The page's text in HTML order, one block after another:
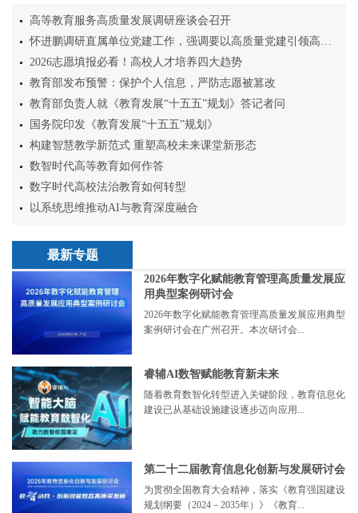
高等教育服务高质量发展调研座谈会召开
怀进鹏调研直属单位党建工作，强调要以高质量党建引领高质量发展
2026志愿填报必看！高校人才培养四大趋势
教育部发布预警：保护个人信息，严防志愿被篡改
教育部负责人就《教育发展“十五五”规划》答记者问
国务院印发《教育发展“十五五”规划》
构建智慧教学新范式 重塑高校未来课堂新形态
数智时代高等教育如何作答
数字时代高校法治教育如何转型
以系统思维推动AI与教育深度融合
最新专题
2026年数字化赋能教育管理高质量发展应
用典型案例研讨会
2026年数字化赋能教育管理高质量发展应用典型
案例研讨会在广州召开。本次研讨会...
睿辅AI数智赋能教育新未来
随着教育数智化转型进入关键阶段，教育信息化
建设已从基础设施建设逐步迈向应用...
第二十二届教育信息化创新与发展研讨会
为贯彻全国教育大会精神，落实《教育强国建设
规划纲要（2024－2035年）》《教育...